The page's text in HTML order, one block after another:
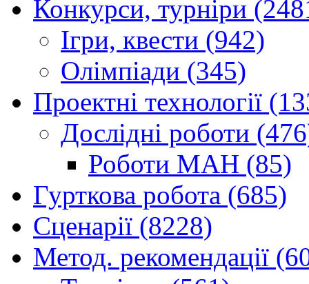
Конкурси, турніри
Ігри, квести (942)
Олімпіади (345)
Проектні технології
Дослідні роботи
Роботи МАН (85)
Гурткова робота (685)
Сценарії (8228)
Метод. рекомендації